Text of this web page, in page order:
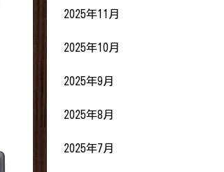
2025年11月
2025年10月
2025年9月
2025年8月
2025年7月